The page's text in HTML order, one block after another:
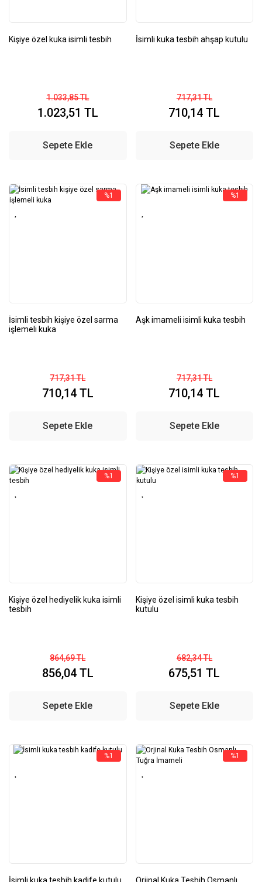
Kişiye özel kuka isimli tesbih
1.033,85 TL
1.023,51 TL
Sepete Ekle
İsimli kuka tesbih ahşap kutulu
717,31 TL
710,14 TL
Sepete Ekle
%1
İsimli tesbih kişiye özel sarma
işlemeli kuka
717,31 TL
710,14 TL
Sepete Ekle
%1
Aşk imameli isimli kuka tesbih
717,31 TL
710,14 TL
Sepete Ekle
%1
Kişiye özel hediyelik kuka isimli
tesbih
864,69 TL
856,04 TL
Sepete Ekle
%1
Kişiye özel isimli kuka tesbih
kutulu
682,34 TL
675,51 TL
Sepete Ekle
%1 %1